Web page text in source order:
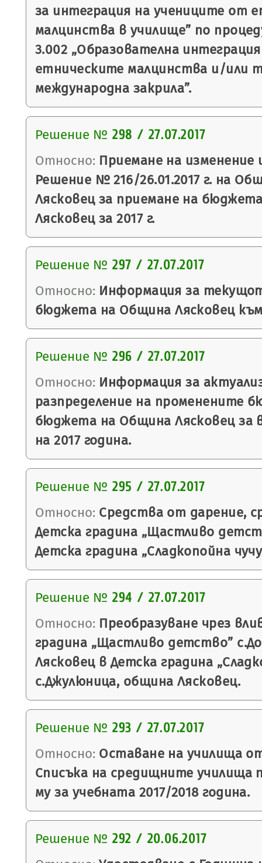
за интеграция на учениците от
малцинства в училище” по
3.002 „Образователна
етническите малцинства и/или
международна закрила”.
Решение № 298 / 27.07.2017
Относно: Приемане на изменение
Решение № 216/26.01.2017 г. на
Лясковец за приемане на
Лясковец за 2017 г.
Решение № 297 / 27.07.2017
Относно: Информация за
бюджета на Община Лясковец към
Решение № 296 / 27.07.2017
Относно: Информация за
разпределение на променените
бюджета на Община Лясковец за
на 2017 година.
Решение № 295 / 27.07.2017
Относно: Средства от дарение,
Детска градина „Щастливо
Детска градина „Сладкопойна
Решение № 294 / 27.07.2017
Относно: Преобразуване чрез
градина „Щастливо детство”
Лясковец в Детска градина
с.Джулюница, община Лясковец.
Решение № 293 / 27.07.2017
Относно: Оставане на училища
Списъка на средищните училища
му за учебната 2017/2018 година.
Решение № 292 / 20.06.2017